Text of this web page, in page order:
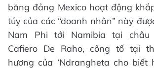
băng đảng Mexico hoạt động
túy của các “doanh nhân” này
Nam Phi tới Namibia tại châu
Cafiero De Raho, công tố tại
hương của ‘Ndrangheta cho biết